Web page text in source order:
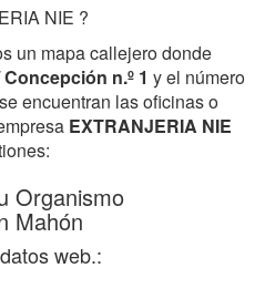
NIE ?
un mapa callejero donde
Concepción n.º 1 y el número
encuentran las oficinas o
EXTRANJERIA NIE
Organismo
Mahón
web.: